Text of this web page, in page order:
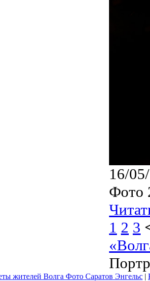
16/
Фото
1 2 3
жителей Волга Фото Саратов Энгельс |